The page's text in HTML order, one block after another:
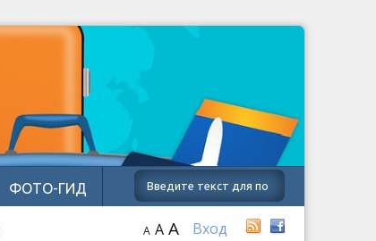
ФОТО-ГИД
Вход
A A A